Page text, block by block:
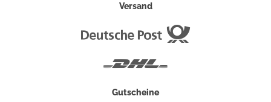
Versand
Gutscheine